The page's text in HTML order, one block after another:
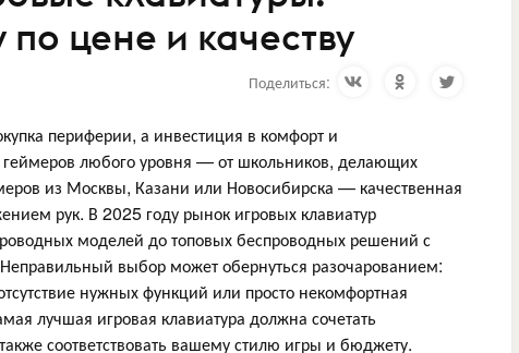
по цене и качеству
Поделиться:
периферии, а инвестиция в комфорт и
геймеров любого уровня — от школьников, делающих
из Москвы, Казани или Новосибирска — качественная
рук. В 2025 году рынок игровых клавиатур
моделей до топовых беспроводных решений с
выбор может обернуться разочарованием:
нужных функций или просто некомфортная
лучшая игровая клавиатура должна сочетать
соответствовать вашему стилю игры и бюджету.